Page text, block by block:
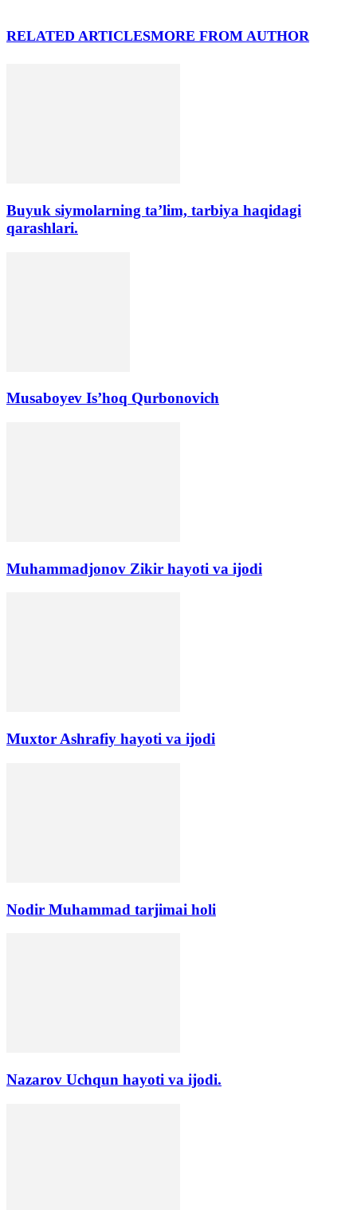
RELATED ARTICLESMORE FROM AUTHOR
Buyuk siymolarning ta’lim, tarbiya haqidagi
qarashlari.
Musaboyev Is’hoq Qurbonovich
Muhammadjonov Zikir hayoti va ijodi
Muxtor Ashrafiy hayoti va ijodi
Nodir Muhammad tarjimai holi
Nazarov Uchqun hayoti va ijodi.